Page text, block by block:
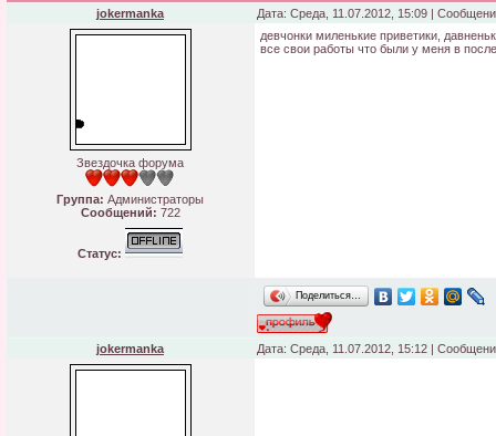
jokermanka Дата: Среда, 11.07.2012, 15:09 |
Звездочка форума
Группа: Администраторы
Сообщений: 722
Статус:
девчонки миленькие приветики,
все свои работы что были у меня в
Поделиться…
jokermanka Дата: Среда, 11.07.2012, 15:12 |